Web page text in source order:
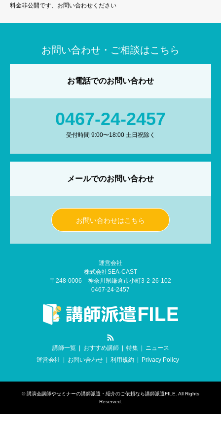
料金非公開です、お問い合わせください
お問い合わせ・ご相談はこちら
お電話でのお問い合わせ
0467-24-2457
受付時間 9:00〜18:00 土日祝除く
メールでのお問い合わせ
お問い合わせはこちら
運営会社
株式会社SEA-CAST
〒248-0006 神奈川県鎌倉市小町3-2-26-102
0467-24-2457
講師一覧
おすすめ講師 特集
ニュース
運営会社
お問い合わせ 利用規約 Privacy Policy
©講演会講師やセミナーの講師派遣・紹介のご依頼なら講師派遣FILE . All Rights
Reserved.